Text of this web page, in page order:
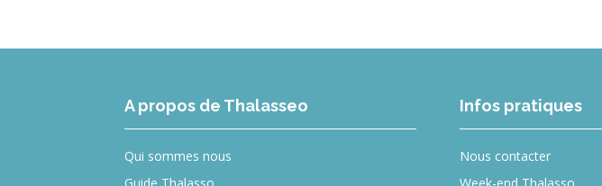
A propos de Thalasseo
Qui sommes nous
Guide Thalasso
Infos pratiques
Nous contacter
Week-end Thalasso